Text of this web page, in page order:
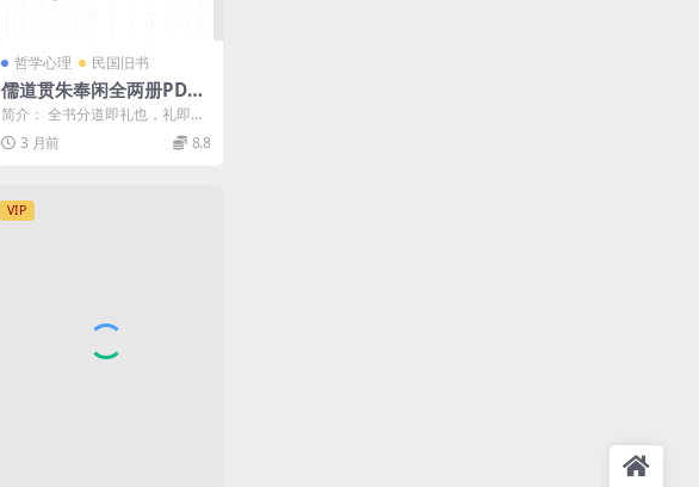
哲学心理 民国旧书
儒道贯朱奉闲全两册PDF
下载
简介： 全书分道即礼也，礼即圣
人中道，仁为道本，处仁以义，
行义以礼，复礼归仁，仁...
3 月前 8.8
VIP